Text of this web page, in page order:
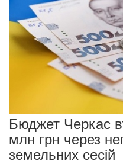
Бюджет Черкас
млн грн через
земельних сесій